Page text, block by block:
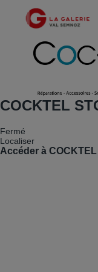
COCKTEL
Fermé
Localiser
Accéder à